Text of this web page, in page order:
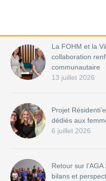
La FOHM et la
collaboration
communautaire
13 juillet 2026
Projet
dédiés aux
6 juillet 2026
Retour sur
bilans et